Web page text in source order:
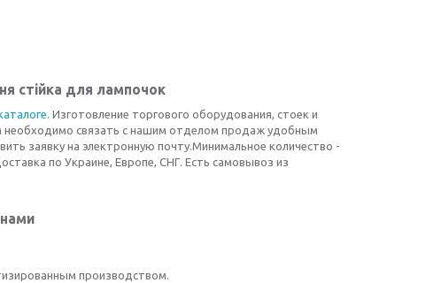
стійка для лампочок
. Изготовление торгового оборудования, стоек и
необходимо связать с нашим отделом продаж удобным
заявку на электронную почту.Минимальное количество -
по Украине, Европе, СНГ. Есть самовывоз из
производством.